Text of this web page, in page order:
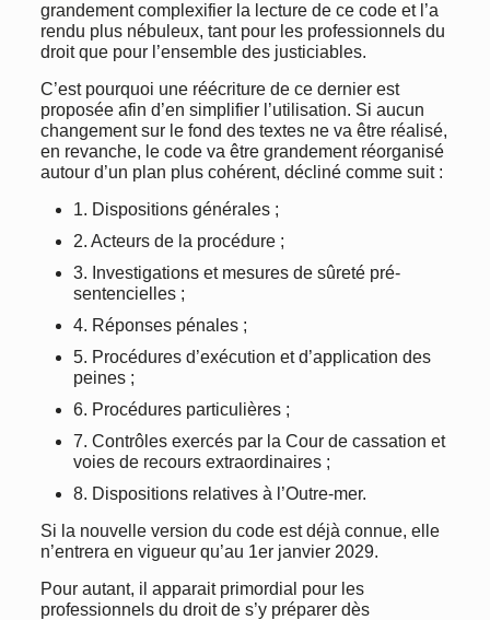
grandement complexifier la lecture de ce code et l’a
rendu plus nébuleux, tant pour les professionnels du
droit que pour l’ensemble des justiciables.
C’est pourquoi une réécriture de ce dernier est
proposée afin d’en simplifier l’utilisation. Si aucun
changement sur le fond des textes ne va être réalisé,
en revanche, le code va être grandement réorganisé
autour d’un plan plus cohérent, décliné comme suit :
1. Dispositions générales ;
2. Acteurs de la procédure ;
3. Investigations et mesures de sûreté pré-
sentencielles ;
4. Réponses pénales ;
5. Procédures d’exécution et d’application des
peines ;
6. Procédures particulières ;
7. Contrôles exercés par la Cour de cassation et
voies de recours extraordinaires ;
8. Dispositions relatives à l’Outre-mer.
Si la nouvelle version du code est déjà connue, elle
n’entrera en vigueur qu’au 1er janvier 2029.
Pour autant, il apparait primordial pour les
professionnels du droit de s’y préparer dès